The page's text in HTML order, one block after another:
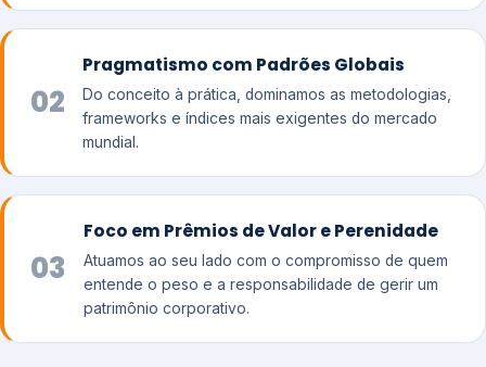
02
Pragmatismo com Padrões Globais
Do conceito à prática, dominamos as metodologias,
frameworks e índices mais exigentes do mercado
mundial.
03
Foco em Prêmios de Valor e Perenidade
Atuamos ao seu lado com o compromisso de quem
entende o peso e a responsabilidade de gerir um
patrimônio corporativo.